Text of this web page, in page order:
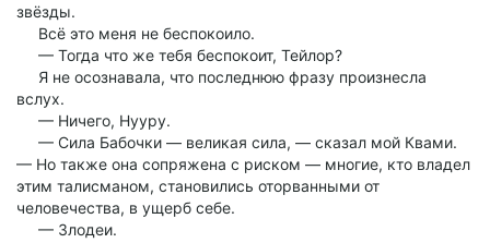
звёзды.
Всё это меня не беспокоило.
— Тогда что же тебя беспокоит, Тейлор?
Я не осознавала, что последнюю фразу произнесла
вслух.
— Ничего, Нууру.
— Сила Бабочки — великая сила, — сказал мой Квами.
— Но также она сопряжена с риском — многие, кто владел
этим талисманом, становились оторванными от
человечества, в ущерб себе.
— Злодеи.